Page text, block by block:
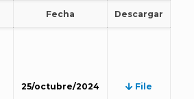
Fecha Descargar
25/octubre/2024 File